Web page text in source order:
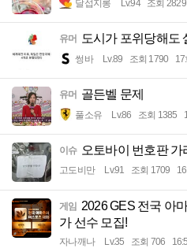
달섭지롱 Lv.94 조회 2829
유머 도시가 포위당해도
썽바 Lv.89 조회 1790
유머 골든벨 문제
풀소유 Lv.86 조회 1385
이슈 오토바이 번호판 가
고도비만 Lv.91 조회 1709
게임
2026 GES 전국 아
가 선수 모집!
자나깨나 Lv.35 조회 706